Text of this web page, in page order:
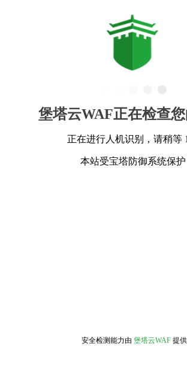
堡塔云WAF正在检查您
正在进行人机识别，请稍等
本站受宝塔防御系统保护
安全检测能力由 堡塔云WAF 提供